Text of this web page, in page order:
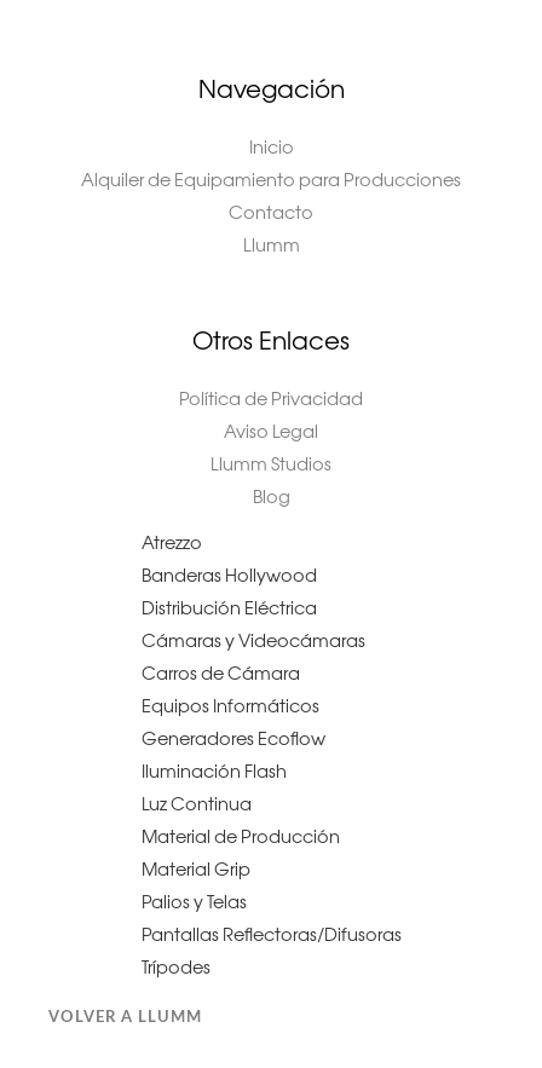
Navegación
Inicio
Alquiler de Equipamiento para Producciones
Contacto
Llumm
Otros Enlaces
Política de Privacidad
Aviso Legal
Llumm Studios
Blog
Atrezzo
Banderas Hollywood
Distribución Eléctrica
Cámaras y Videocámaras
Carros de Cámara
Equipos Informáticos
Generadores Ecoflow
Iluminación Flash
Luz Continua
Material de Producción
Material Grip
Palios y Telas
Pantallas Reflectoras/Difusoras
Trípodes
VOLVER A LLUMM